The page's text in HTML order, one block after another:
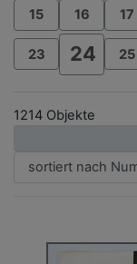
15 16 17
23 24 25
1214 Objekte